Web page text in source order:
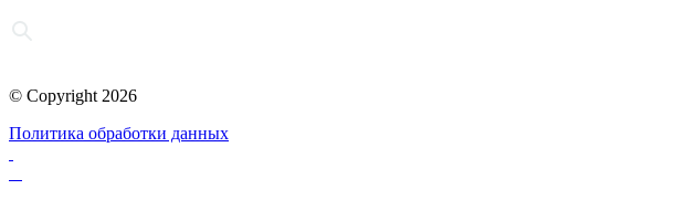
© Copyright 2026
Политика обработки данных